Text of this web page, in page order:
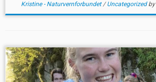
Kristine - Naturvernforbundet/Uncategorized by